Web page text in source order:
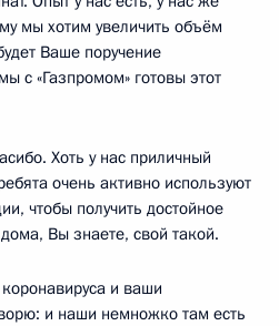
мы хотим увеличить объём
Ваше поручение
с «Газпромом» готовы этот
Хоть у нас приличный
очень активно используют
чтобы получить достойное
Вы знаете, свой такой.
и ваши
и наши немножко там есть